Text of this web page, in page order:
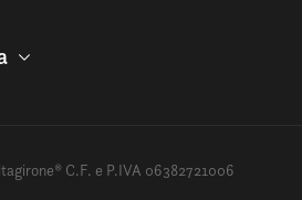
C.F. e P.IVA 06382721006